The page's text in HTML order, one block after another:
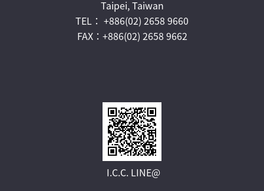
Taipei, Taiwan
TEL： +886(02) 2658 9660
FAX：+886(02) 2658 9662
I.C.C. LINE@